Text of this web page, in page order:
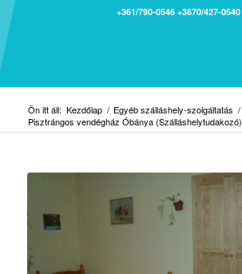
+361/790-0546 +3670/427-0540
Ön itt áll: Kezdőlap / Egyéb szálláshely-szolgáltatás /
Pisztrángos vendégház Óbánya (Szálláshelytudakozó)